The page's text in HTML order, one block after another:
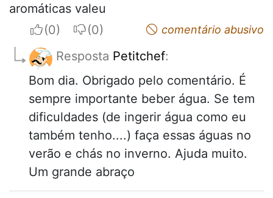
aromáticas valeu
I apreciateI do not appreciatecomentário abusivo
Resposta Petitchef:
Bom dia. Obrigado pelo comentário. É
sempre importante beber água. Se tem
dificuldades (de ingerir água como eu
também tenho....) faça essas águas no
verão e chás no inverno. Ajuda muito.
Um grande abraço